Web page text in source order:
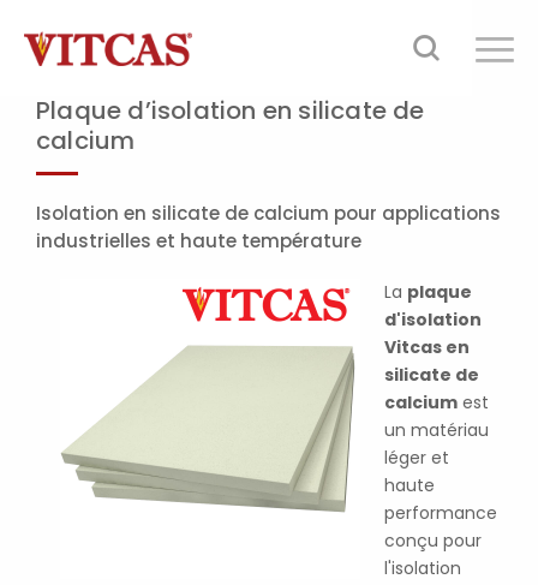
Plaque d’isolation en silicate de
calcium
Isolation en silicate de calcium pour applications
industrielles et haute température
La plaque
d'isolation
Vitcas en
silicate de
calcium est
un matériau
léger et
haute
performance
conçu pour
l'isolation